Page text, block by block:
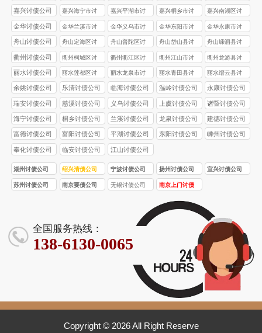
债公司
债公司
债公司
债公司
嘉兴讨债公司
嘉兴海宁市讨
债公司
嘉兴平湖市讨
债公司
嘉兴桐乡市讨
债公司
嘉兴南湖区讨
债公司
金华讨债公司
金华兰溪市讨
债公司
金华义乌市讨
债公司
金华东阳市讨
债公司
金华永康市讨
债公司
舟山讨债公司
舟山定海区讨
债公司
舟山普陀区讨
债公司
舟山岱山县讨
债公司
舟山嵊泗县讨
债公司
衢州讨债公司
衢州柯城区讨
债公司
衢州衢江区讨
债公司
衢州江山市讨
债公司
衢州龙游县讨
债公司
丽水讨债公司
丽水莲都区讨
债公司
丽水龙泉市讨
债公司
丽水青田县讨
债公司
丽水缙云县讨
债公司
余姚讨债公司 乐清讨债公司 临海讨债公司 温岭讨债公司 永康讨债公司
瑞安讨债公司 慈溪讨债公司 义乌讨债公司 上虞讨债公司 诸暨讨债公司
海宁讨债公司 桐乡讨债公司 兰溪讨债公司 龙泉讨债公司 建德讨债公司
富德讨债公司 富阳讨债公司 平湖讨债公司 东阳讨债公司 嵊州讨债公司
奉化讨债公司 临安讨债公司 江山讨债公司
湖州讨债公司 绍兴清债公司 宁波讨债公司 扬州讨债公司 宜兴讨债公司
苏州讨债公司 南京要债公司 无锡讨债公司
南京上门讨债
全国服务热线：
138-6130-0065
Copyright © 2026 All Right Reserve